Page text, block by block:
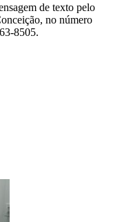
de texto pelo
no número
8505.